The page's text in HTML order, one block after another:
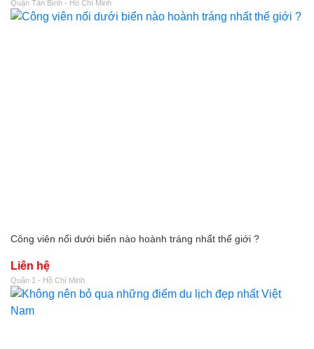
Quận Tân Bình - Hồ Chí Minh
Công viên nổi dưới biển nào hoành tráng nhất thế giới ?
Liên hệ
Quận 1 - Hồ Chí Minh